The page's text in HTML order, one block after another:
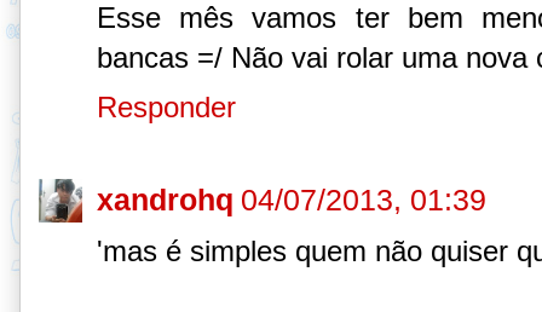
Esse mês vamos ter bem
bancas =/ Não vai rolar uma nova
Responder
xandrohq 04/07/2013, 01:39
'mas é simples quem não quiser